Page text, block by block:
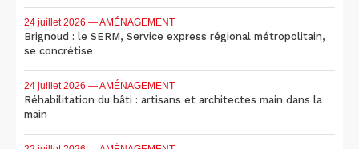
24 juillet 2026 — AMÉNAGEMENT
Brignoud : le SERM, Service express régional métropolitain,
se concrétise
24 juillet 2026 — AMÉNAGEMENT
Réhabilitation du bâti : artisans et architectes main dans la
main